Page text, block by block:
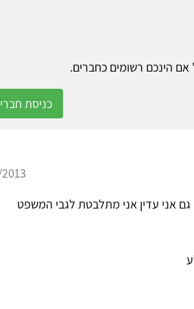
הינכם רשומים כחברים.
כניסת
אני עדין אני מתלבטת לגבי המשפט